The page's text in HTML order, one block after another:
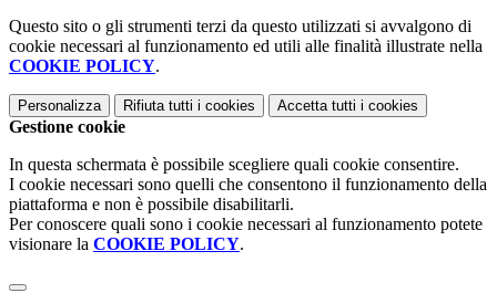
Questo sito o gli strumenti terzi da questo utilizzati si avvalgono di
cookie necessari al funzionamento ed utili alle finalità illustrate nella
COOKIE POLICY.
Personalizza Rifiuta tutti i cookies Accetta tutti i cookies
Gestione cookie
In questa schermata è possibile scegliere quali cookie consentire.
I cookie necessari sono quelli che consentono il funzionamento della
piattaforma e non è possibile disabilitarli.
Per conoscere quali sono i cookie necessari al funzionamento potete
visionare la COOKIE POLICY.